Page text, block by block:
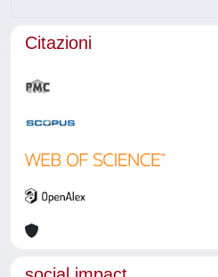
Citazioni